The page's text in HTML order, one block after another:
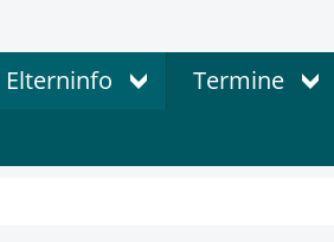
Elterninfo
Termine